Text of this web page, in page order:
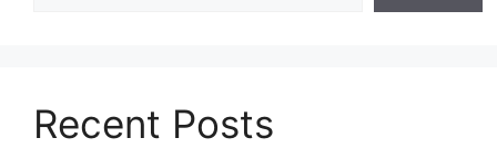
Recent Posts